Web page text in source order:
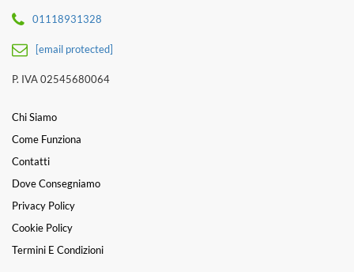
01118931328
[email protected]
P. IVA 02545680064
Chi Siamo
Come Funziona
Contatti
Dove Consegniamo
Privacy Policy
Cookie Policy
Termini E Condizioni